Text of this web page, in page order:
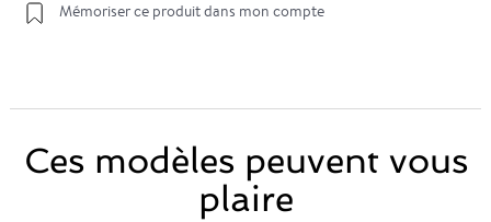
Mémoriser ce produit dans mon compte
Ces modèles peuvent vous
plaire